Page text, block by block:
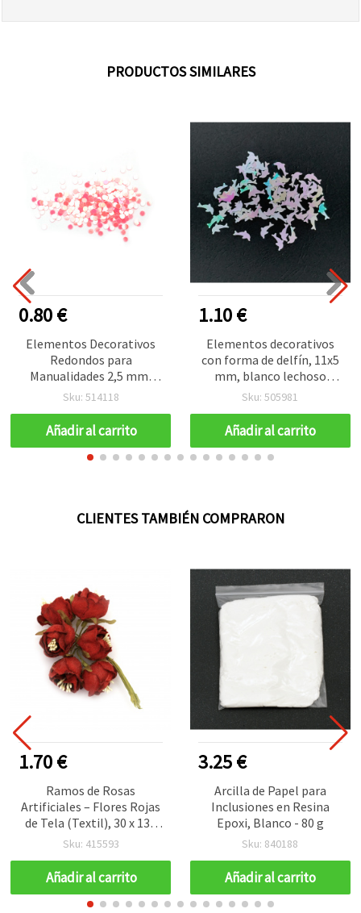
PRODUCTOS SIMILARES
0.80 €
Elementos Decorativos
Redondos para
Manualidades 2,5 mm,
Rosa Arcoíris, 20 g
Sku: 514118
Añadir al carrito
1.10 €
Elementos decorativos
con forma de delfín, 11x5
mm, blanco lechoso
irisado, 20 g, para
Sku: 505981
Añadir al carrito
CLIENTES TAMBIÉN COMPRARON
1.70 €
Ramos de Rosas
Artificiales – Flores Rojas
de Tela (Textil), 30 x 130
mm cada una, Pack de 6 |
Manualidades DIY,
Arreglos Florales, Boda y
Decoración del Hogar
Sku: 415593
Añadir al carrito
3.25 €
Arcilla de Papel para
Inclusiones en Resina
Epoxi, Blanco - 80 g
Sku: 840188
Añadir al carrito